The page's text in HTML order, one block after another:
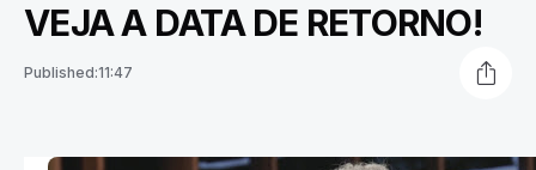
VEJA A DATA DE RETORNO!
Published:11:47